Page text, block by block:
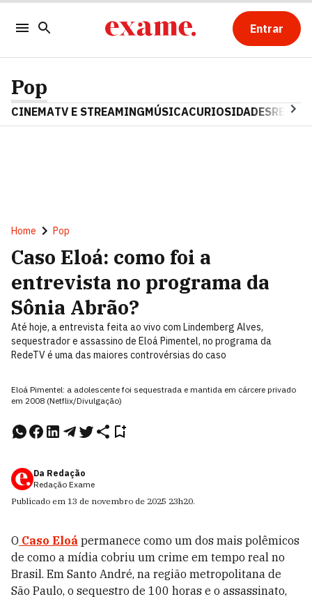
Entrar
Pop
CINEMATV E STREAMINGMÚSICACURIOSIDADES
Home Pop
Caso Eloá: como foi a
entrevista no programa da
Sônia Abrão?
Até hoje, a entrevista feita ao vivo com Lindemberg Alves,
sequestrador e assassino de Eloá Pimentel, no programa da
RedeTV é uma das maiores controvérsias do caso
Eloá Pimentel: a adolescente foi sequestrada e mantida em cárcere privado
em 2008 (Netflix/Divulgação)
Da Redação
Redação Exame
Publicado em 13 de novembro de 2025 23h20.
O Caso Eloá permanece como um dos mais polêmicos
de como a mídia cobriu um crime em tempo real no
Brasil. Em Santo André, na região metropolitana de
São Paulo, o sequestro de 100 horas e o assassinato,